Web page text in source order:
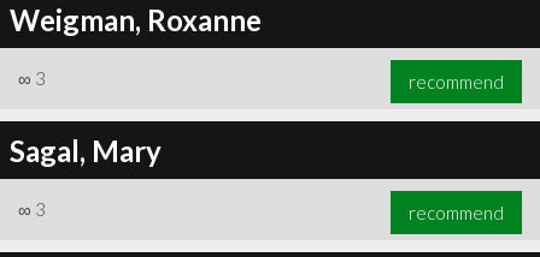
Weigman, Roxanne
∞ 3 recommend
Sagal, Mary
∞ 3 recommend